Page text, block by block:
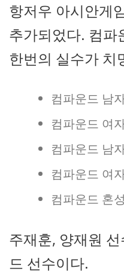
항저우 아시안게
추가되었다. 컴파
한번의 실수가 치
컴파운드 남
컴파운드 여
컴파운드 남
컴파운드 여
컴파운드 혼
주재훈, 양재원
드 선수이다.